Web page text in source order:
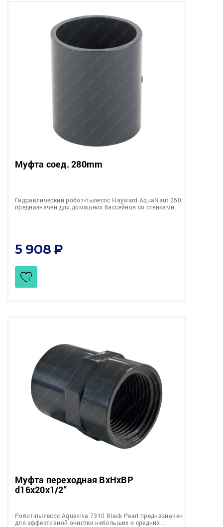
Муфта соед. 280mm
Гидравлический робот-пылесос Hayward AquaNaut 250
предназначен для домашних бассейнов со стенками…
5 908
Муфта переходная ВхНхВР
d16x20x1/2"
Робот-пылесоc Aquaviva 7310 Black Pearl предназначен
для эффективной очистки небольших и средних…